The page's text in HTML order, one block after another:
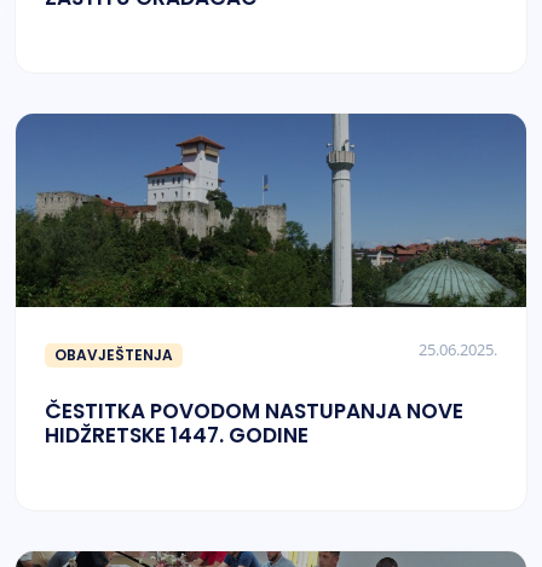
OBAVJEŠTENJA 25.06.2025.
ČESTITKA POVODOM NASTUPANJA NOVE
HIDŽRETSKE 1447. GODINE